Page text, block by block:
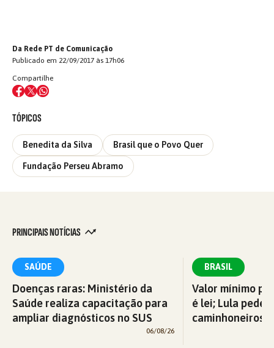
Da Rede PT de Comunicação
Publicado em 22/09/2017 às 17h06
Compartilhe
TÓPICOS
Benedita da Silva Brasil que o Povo Quer
Fundação Perseu Abramo
PRINCIPAIS NOTÍCIAS
SAÚDE
Doenças raras: Ministério da
Saúde realiza capacitação para
ampliar diagnósticos no SUS
06/08/26
BRASIL
Valor mínimo
é lei; Lula pede
caminhoneiros